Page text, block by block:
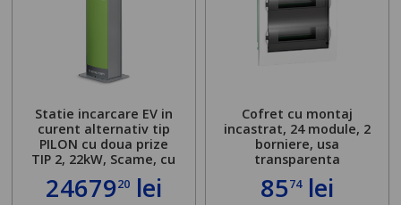
Statie incarcare EV in
curent alternativ tip
PILON cu doua prize
TIP 2, 22kW, Scame, cu
server local
2467920lei
Cofret cu montaj
incastrat, 24 module, 2
borniere, usa
transparenta
8574lei